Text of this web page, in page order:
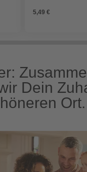
5,49 €
Dein
Ort.